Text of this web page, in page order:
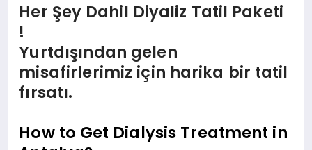
Her Şey Dahil Diyaliz Tatil Paketi
!
Yurtdışından gelen
misafirlerimiz için harika bir tatil
fırsatı.
How to Get Dialysis Treatment in